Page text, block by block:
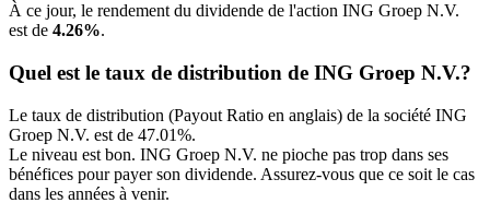
À ce jour, le rendement du dividende de l'action ING Groep N.V.
est de 4.26%.
Quel est le taux de distribution de ING Groep N.V.?
Le taux de distribution (Payout Ratio en anglais) de la société ING
Groep N.V. est de 47.01%.
Le niveau est bon. ING Groep N.V. ne pioche pas trop dans ses
bénéfices pour payer son dividende. Assurez-vous que ce soit le cas
dans les années à venir.